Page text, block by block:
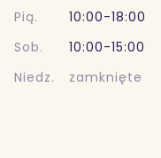
Pią.
10:00-18:00
Sob.
10:00-15:00
Niedz.
zamknięte